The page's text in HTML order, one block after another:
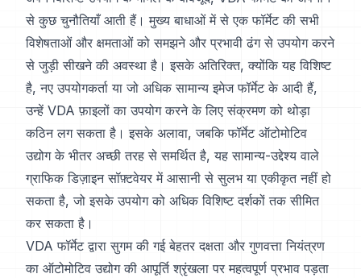
से कुछ चुनौतियाँ आती हैं। मुख्य बाधाओं में से एक फॉर्मेट की सभी
विशेषताओं और क्षमताओं को समझने और प्रभावी ढंग से उपयोग करने
से जुड़ी सीखने की अवस्था है। इसके अतिरिक्त, क्योंकि यह विशिष्ट
है, नए उपयोगकर्ता या जो अधिक सामान्य इमेज फॉर्मेट के आदी हैं,
उन्हें VDA फ़ाइलों का उपयोग करने के लिए संक्रमण को थोड़ा
कठिन लग सकता है। इसके अलावा, जबकि फॉर्मेट ऑटोमोटिव
उद्योग के भीतर अच्छी तरह से समर्थित है, यह सामान्य-उद्देश्य वाले
ग्राफिक डिज़ाइन सॉफ़्टवेयर में आसानी से सुलभ या एकीकृत नहीं हो
सकता है, जो इसके उपयोग को अधिक विशिष्ट दर्शकों तक सीमित
कर सकता है।
VDA फॉर्मेट द्वारा सुगम की गई बेहतर दक्षता और गुणवत्ता नियंत्रण
का ऑटोमोटिव उद्योग की आपूर्ति श्रृंखला पर महत्वपूर्ण प्रभाव पड़ता